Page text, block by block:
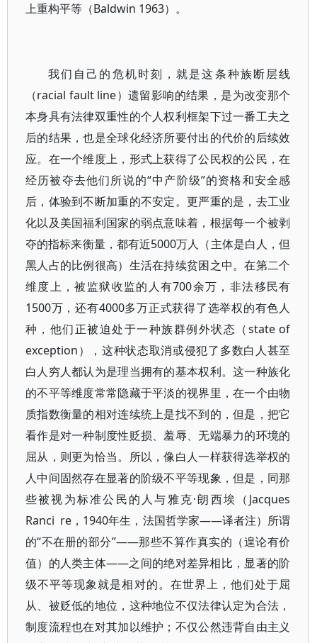
上重构平等（Baldwin 1963）。
我们自己的危机时刻，就是这条种族断层线
（racial fault line）遗留影响的结果，是为改变那个
本身具有法律双重性的个人权利框架下过一番工夫之
后的结果，也是全球化经济所要付出的代价的后续效
应。在一个维度上，形式上获得了公民权的公民，在
经历被夺去他们所说的“中产阶级”的资格和安全感
后，体验到不断加重的不安定。更严重的是，去工业
化以及美国福利国家的弱点意味着，根据每一个被剥
夺的指标来衡量，都有近5000万人（主体是白人，但
黑人占的比例很高）生活在持续贫困之中。在第二个
维度上，被监狱收监的人有700余万，非法移民有
1500万，还有4000多万正式获得了选举权的有色人
种，他们正被迫处于一种族群例外状态（state of
exception），这种状态取消或侵犯了多数白人甚至
白人穷人都认为是理当拥有的基本权利。这一种族化
的不平等维度常常隐藏于平淡的视界里，在一个由物
质指数衡量的相对连续统上是找不到的，但是，把它
看作是对一种制度性贬损、羞辱、无端暴力的环境的
屈从，则更为恰当。所以，像白人一样获得选举权的
人中间固然存在显著的阶级不平等现象，但是，同那
些被视为标准公民的人与雅克·朗西埃（Jacques
Ranci re，1940年生，法国哲学家——译者注）所谓
的“不在册的部分”——那些不算作真实的（遑论有价
值）的人类主体——之间的绝对差异相比，显著的阶
级不平等现象就是相对的。在世界上，他们处于屈
从、被贬低的地位，这种地位不仅法律认定为合法，
制度流程也在对其加以维护；不仅公然违背自由主义